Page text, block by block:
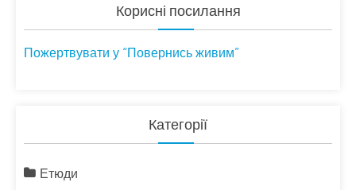
Корисні посилання
Пожертвувати у “Повернись живим”
Категорії
Етюди